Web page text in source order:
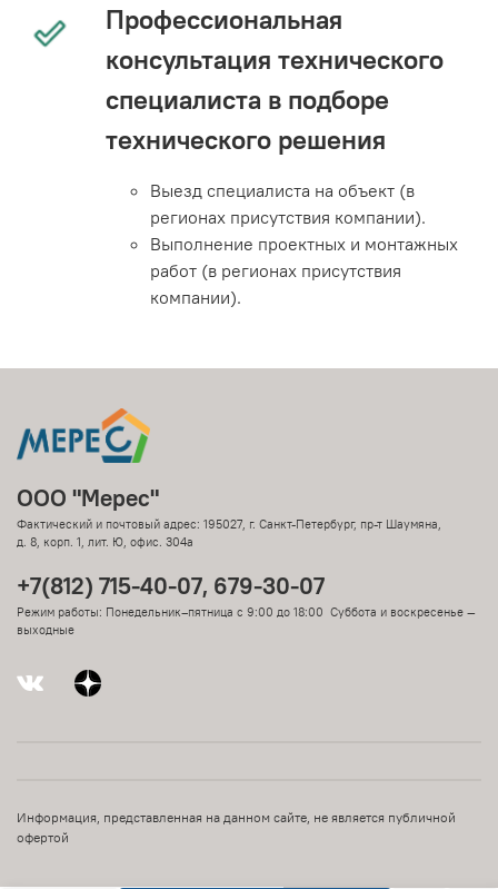
Профессиональная
консультация технического
специалиста в подборе
технического решения
Выезд специалиста на объект (в
регионах присутствия компании).
Выполнение проектных и монтажных
работ (в регионах присутствия
компании).
ООО "Мерес"
Фактический и почтовый адрес: 195027, г. Санкт-Петербург, пр-т Шаумяна,
д. 8, корп. 1, лит. Ю, офис. 304а
+7(812) 715-40-07, 679-30-07
Режим работы: Понедельник–пятница с 9:00 до 18:00 Суббота и воскресенье —
выходные
Информация, представленная на данном сайте, не является публичной
офертой